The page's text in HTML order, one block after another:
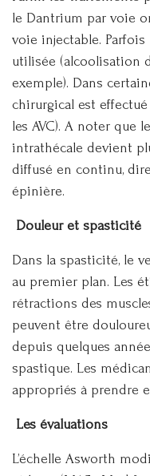
le Dantrium par voie
voie injectable.
utilisée (alcoolisation
exemple). Dans
chirurgical est
les AVC). A noter que
intrathécale devient
diffusé en continu,
épinière.
Douleur et spasticité
Dans la spasticité, le
au premier plan. Les
rétractions des
peuvent être
depuis quelques
spastique. Les
appropriés à prendre
Les évaluations
L’échelle Asworth